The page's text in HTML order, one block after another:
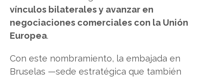
vínculos bilaterales y avanzar en
negociaciones comerciales con la Unión
Europea.
Con este nombramiento, la embajada en
Bruselas —sede estratégica que también